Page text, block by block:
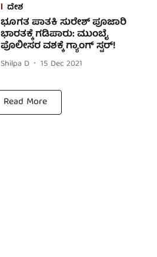
ದೇಶ
ಭೂಗತ ಪಾತಕಿ ಸುರೇಶ್‌ ಪೂಜಾರಿ
ಭಾರತಕ್ಕೆ ಗಡಿಪಾರು: ಮುಂಬೈ
ಪೊಲೀಸರ ವಶಕ್ಕೆ ಗ್ಯಾಂಗ್ ಸ್ಟರ್!
Shilpa D 15 Dec 2021
Read More